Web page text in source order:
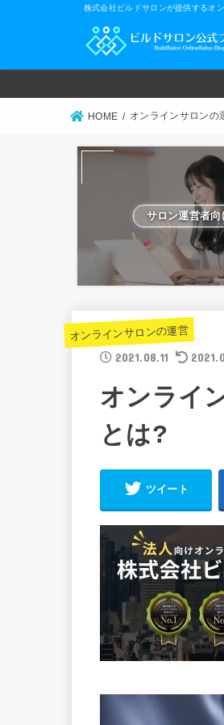
株式会社ビルドサロンが提供するオ
HOME オンラインサロンの
サロン運営者向
オンラインサロンの運営
2021.08.11
オンライ
とは?
ツイート